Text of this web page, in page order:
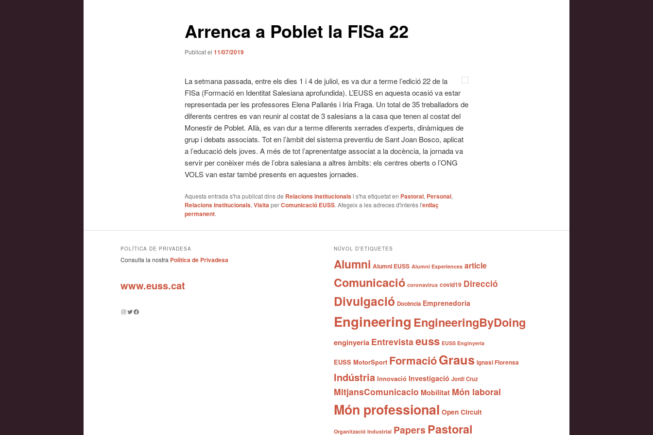
Arrenca a Poblet la FISa 22
Publicat el 11/07/2019
La setmana passada, entre els dies 1 i 4 de juliol, es va dur a terme l’edició 22 de la
FISa (Formació en Identitat Salesiana aprofundida). L’EUSS en aquesta ocasió va estar
representada per les professores Elena Pallarés i Iria Fraga. Un total de 35 treballadors de
diferents centres es van reunir al costat de 3 salesians a la casa que tenen al costat del
Monestir de Poblet. Allà, es van dur a terme diferents xerrades d’experts, dinàmiques de
grup i debats associats. Tot en l’àmbit del sistema preventiu de Sant Joan Bosco, aplicat
a l’educació dels joves. A més de tot l’aprenentatge associat a la docència, la jornada va
servir per conèixer més de l’obra salesiana a altres àmbits: els centres oberts o l’ONG
VOLS van estar també presents en aquestes jornades.
Aquesta entrada s'ha publicat dins de Relacions institucionalsi s'ha etiquetat en Pastoral, Personal,
Relacions Institucionals,VisitaperComunicació EUSS. Afegeix a les adreces d'interès l'enllaç
permanent.
POLÍTICA DE PRIVADESA
Consulta la nostra Política de Privadesa
www.euss.cat
Instagram
TwitterFacebook
NÚVOL D’ETIQUETES
Alumni Alumni EUSS Alumni Experiences article
Comunicació coronavirus covid19 Direcció
Divulgació Docència Emprenedoria
Engineering EngineeringByDoing
enginyeria Entrevista euss EUSS Enginyeria
EUSS MotorSport FormacióGraus Ignasi Florensa
Indústria Innovació Investigació Jordi Cruz
MitjansComunicacio Mobilitat Món laboral
Món professional Open Circuit
Organització Industrial Papers Pastoral